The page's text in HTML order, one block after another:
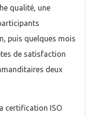
qualité, une
puis quelques mois
de satisfaction
deux
certification ISO